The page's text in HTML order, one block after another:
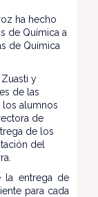
ha hecho
de Química a
de Química
y
de las
los alumnos
de
de los
del
la entrega de
para cada